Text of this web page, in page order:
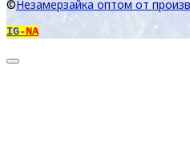
©Незамерзайка оптом от
IG-NA